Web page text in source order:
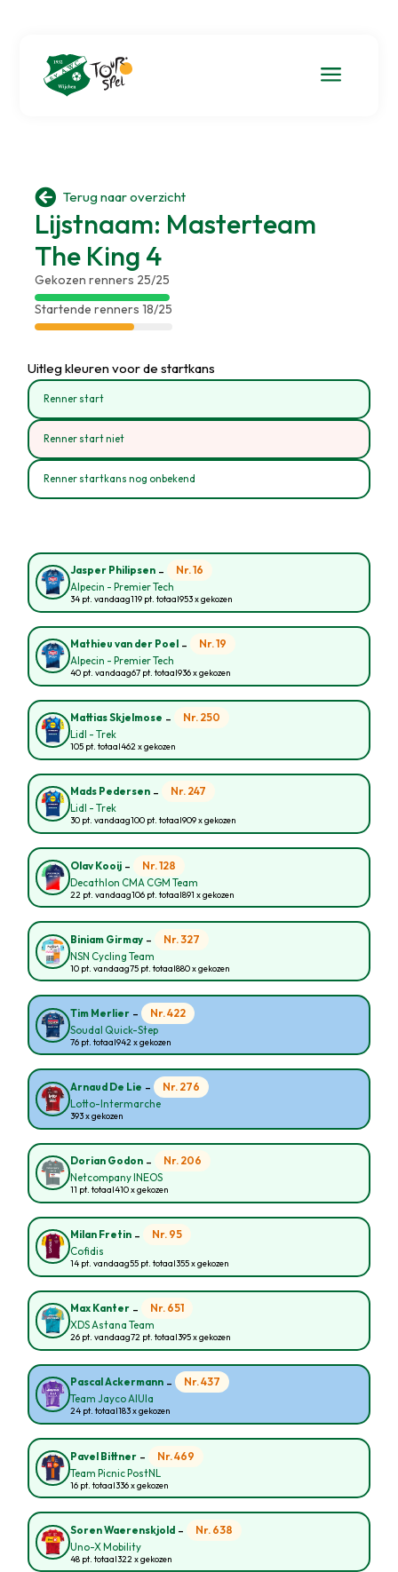
a
 Terug naar overzicht
Lijstnaam: Masterteam
The King 4
Gekozen renners 25/25
Startende renners 18/25
Uitleg kleuren voor de startkans
Renner start
Renner start niet
Renner startkans nog onbekend
Jasper Philipsen - Nr. 16
Alpecin - Premier Tech
34 pt. vandaag119 pt. totaal953 x gekozen
Mathieu van der Poel - Nr. 19
Alpecin - Premier Tech
40 pt. vandaag67 pt. totaal936 x gekozen
Mattias Skjelmose - Nr. 250
Lidl - Trek
105 pt. totaal462 x gekozen
Mads Pedersen - Nr. 247
Lidl - Trek
30 pt. vandaag100 pt. totaal909 x gekozen
Olav Kooij - Nr. 128
Decathlon CMA CGM Team
22 pt. vandaag106 pt. totaal891 x gekozen
Biniam Girmay - Nr. 327
NSN Cycling Team
10 pt. vandaag75 pt. totaal880 x gekozen
Tim Merlier - Nr. 422
Soudal Quick-Step
76 pt. totaal942 x gekozen
Arnaud De Lie - Nr. 276
Lotto-Intermarche
393 x gekozen
Dorian Godon - Nr. 206
Netcompany INEOS
11 pt. totaal410 x gekozen
Milan Fretin - Nr. 95
Cofidis
14 pt. vandaag55 pt. totaal355 x gekozen
Max Kanter - Nr. 651
XDS Astana Team
26 pt. vandaag72 pt. totaal395 x gekozen
Pascal Ackermann - Nr. 437
Team Jayco AlUla
24 pt. totaal183 x gekozen
Pavel Bittner - Nr. 469
Team Picnic PostNL
16 pt. totaal336 x gekozen
Soren Waerenskjold - Nr. 638
Uno-X Mobility
48 pt. totaal322 x gekozen